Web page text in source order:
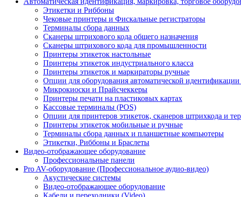
Этикетки и Риббоны
Чековые принтеры и Фискальные регистраторы
Терминалы сбора данных
Сканеры штрихового кода общего назначения
Сканеры штрихового кода для промышленности
Принтеры этикеток настольные
Принтеры этикеток индустриального класса
Принтеры этикеток и маркираторы ручные
Опции для оборудования автоматической
Микрокиоски и Прайсчеккеры
Принтеры печати на пластиковых картах
Кассовые терминалы (POS)
Опции для принтеров этикеток, сканеров штрихкода и
Принтеры этикеток мобильные и ручные
Терминалы сбора данных и планшетные компьютеры
Этикетки, Риббоны и Браслеты
Видео-отображающее оборудование
Профессиональные панели
Pro AV-оборудование (Профессиональное аудио-видео)
Акустические системы
Видео-отображающее оборудование